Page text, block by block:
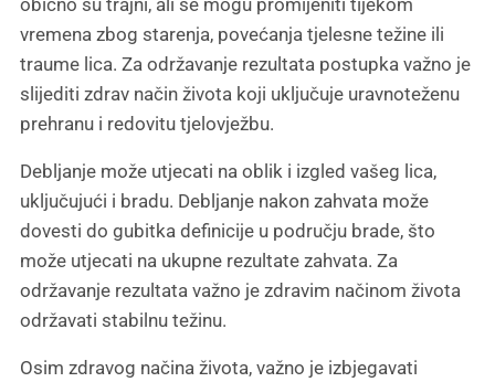
vremena zbog starenja, povećanja tjelesne težine ili
traume lica. Za održavanje rezultata postupka važno je
slijediti zdrav način života koji uključuje uravnoteženu
prehranu i redovitu tjelovježbu.
Debljanje može utjecati na oblik i izgled vašeg lica,
uključujući i bradu. Debljanje nakon zahvata može
dovesti do gubitka definicije u području brade, što
može utjecati na ukupne rezultate zahvata. Za
održavanje rezultata važno je zdravim načinom života
održavati stabilnu težinu.
Osim zdravog načina života, važno je izbjegavati